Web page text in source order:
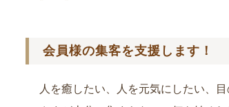
会員様の集客を支援します！
人を癒したい、人を元気にしたい、